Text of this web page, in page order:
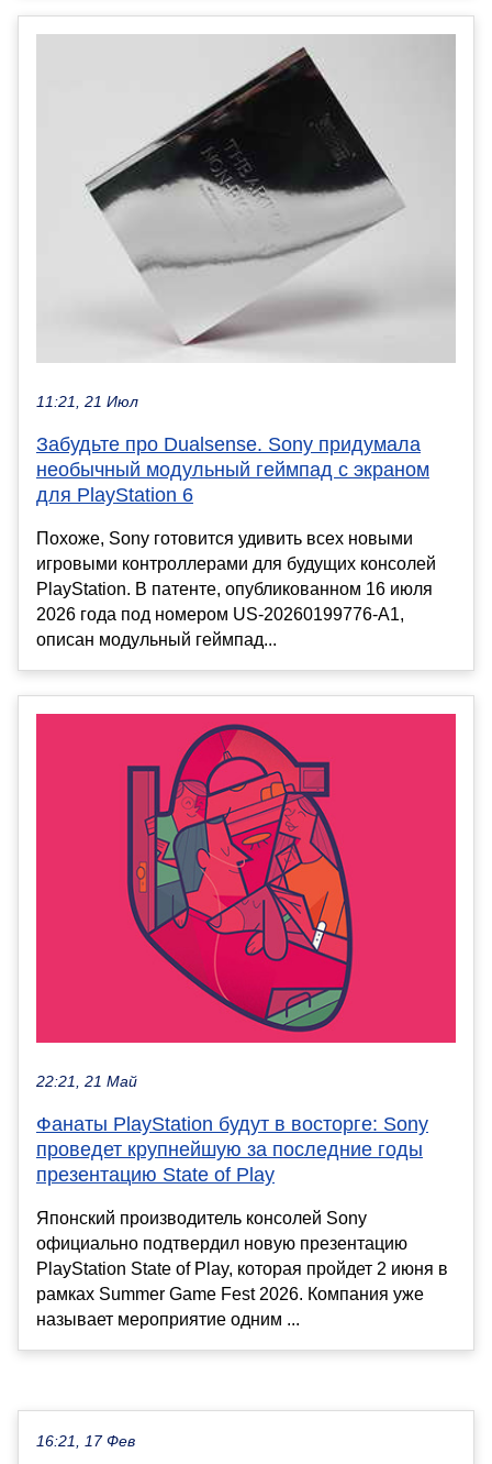
11:21, 21 Июл
Забудьте про Dualsense. Sony придумала
необычный модульный геймпад с экраном
для PlayStation 6
Похоже, Sony готовится удивить всех новыми
игровыми контроллерами для будущих консолей
PlayStation. В патенте, опубликованном 16 июля
2026 года под номером US-20260199776-A1,
описан модульный геймпад...
22:21, 21 Май
Фанаты PlayStation будут в восторге: Sony
проведет крупнейшую за последние годы
презентацию State of Play
Японский производитель консолей Sony
официально подтвердил новую презентацию
PlayStation State of Play, которая пройдет 2 июня в
рамках Summer Game Fest 2026. Компания уже
называет мероприятие одним ...
16:21, 17 Фев